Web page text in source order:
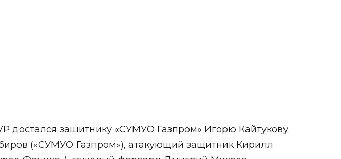
достался защитнику «СУМУО Газпром» Игорю Кайтукову.
(«СУМУО Газпром»), атакующий защитник Кирилл